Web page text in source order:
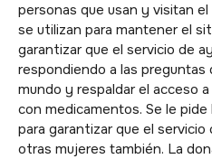
personas que usan y visitan
se utilizan para mantener el
garantizar que el servicio de
respondiendo a las preguntas
mundo y respaldar el acceso
con medicamentos. Se le
para garantizar que el
otras mujeres también. La